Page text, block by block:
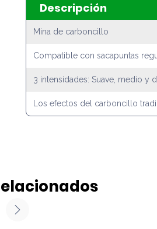
Descripción
Mina de carboncillo
Compatible con sacapuntas
3 intensidades: Suave, medio y
Los efectos del carboncillo